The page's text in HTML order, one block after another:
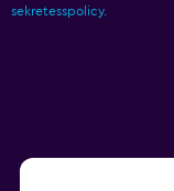
sekretesspolicy.